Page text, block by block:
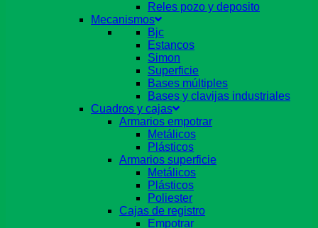
Reles pozo y deposito
Mecanismos
Bjc
Estancos
Simon
Superficie
Bases múltiples
Bases y clavijas industriales
Cuadros y cajas
Armarios empotrar
Metálicos
Plásticos
Armarios superficie
Metálicos
Plásticos
Poliester
Cajas de registro
Empotrar